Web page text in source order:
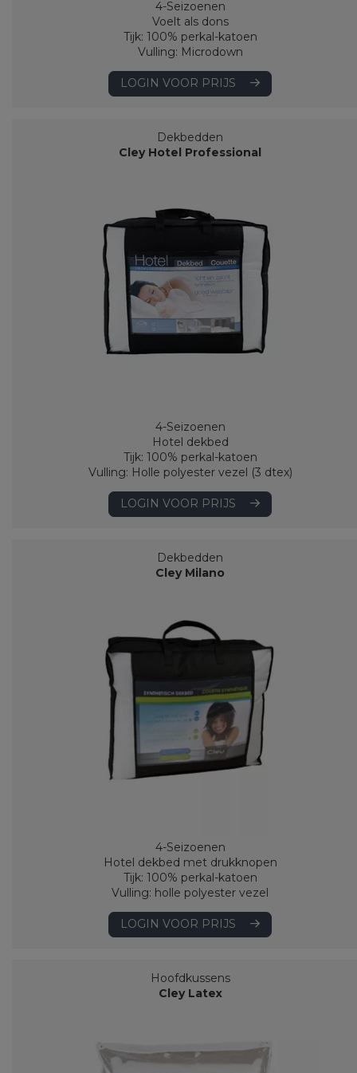
4-Seizoenen
Voelt als dons
Tijk: 100% perkal-katoen
Vulling: Microdown
LOGIN VOOR PRIJS
Dekbedden
Cley Hotel Professional
4-Seizoenen
Hotel dekbed
Tijk: 100% perkal-katoen
Vulling: Holle polyester vezel (3 dtex)
LOGIN VOOR PRIJS
Dekbedden
Cley Milano
4-Seizoenen
Hotel dekbed met drukknopen
Tijk: 100% perkal-katoen
Vulling: holle polyester vezel
LOGIN VOOR PRIJS
Hoofdkussens
Cley Latex